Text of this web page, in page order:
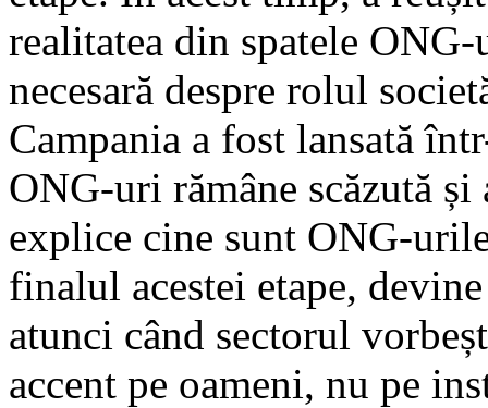
realitatea din spatele
necesară despre rolul
Campania a fost lansată
ONG-uri rămâne scăzută
explice cine sunt ONG-
finalul acestei etape,
atunci când sectorul
accent pe oameni, nu pe